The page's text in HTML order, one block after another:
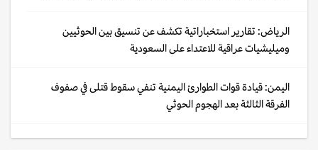
الرياض: تقارير استخباراتية تكشف عن تنسيق بين الحوثيين
وميليشيات عراقية للاعتداء على السعودية
اليمن: قيادة قوات الطوارئ اليمنية تنفي سقوط قتلى في صفوف
الفرقة الثالثة بعد الهجوم الحوثي